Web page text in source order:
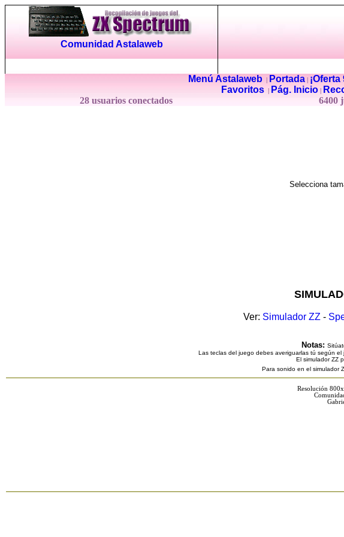
Comunidad Astalaweb
Menú Astalaweb| Portada|
Favoritos
Pág. Inicio
28 usuarios conectados
6400
Selecciona
Ver: Simulador ZZ -
Notas:
Las teclas del juego debes averiguarlas tú según
El simulador ZZ
Para sonido en el simulador
Resolución